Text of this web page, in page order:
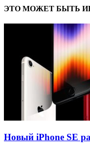
ЭТО МОЖЕТ БЫТЬ
Новый iPhone SE